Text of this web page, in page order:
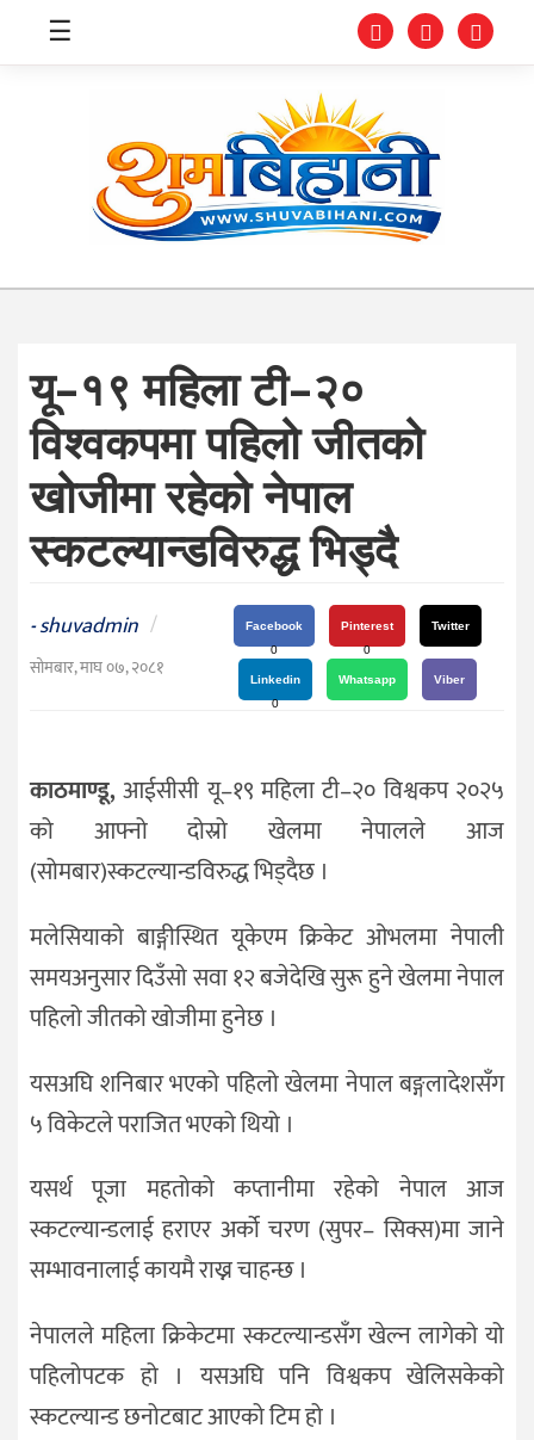
स्वास्थ्य
संघीय
प्रविधि
जीवनशैली
दर्शन
संस्कृति
विचार
☰
यू–१९ महिला टी–२०
विश्वकपमा पहिलो जीतको
खोजीमा रहेको नेपाल
स्कटल्यान्डविरुद्ध भिड्दै
-shuvadmin /
सोमबार, माघ ०७, २०८१
Facebook
0
Pinterest
0
Twitter
Linkedin
0
Whatsapp Viber
काठमाण्डू, आईसीसी यू–१९ महिला टी–२० विश्वकप २०२५
को आफ्नो दोस्रो खेलमा नेपालले आज
(सोमबार)स्कटल्यान्डविरुद्ध भिड्दैछ ।
मलेसियाको बाङ्गीस्थित यूकेएम क्रिकेट ओभलमा नेपाली
समयअनुसार दिउँसो सवा १२ बजेदेखि सुरू हुने खेलमा नेपाल
पहिलो जीतको खोजीमा हुनेछ ।
यसअघि शनिबार भएको पहिलो खेलमा नेपाल बङ्गलादेशसँग
५ विकेटले पराजित भएको थियो ।
यसर्थ पूजा महतोको कप्तानीमा रहेको नेपाल आज
स्कटल्यान्डलाई हराएर अर्को चरण (सुपर– सिक्स)मा जाने
सम्भावनालाई कायमै राख्न चाहन्छ ।
नेपालले महिला क्रिकेटमा स्कटल्यान्डसँग खेल्न लागेको यो
पहिलोपटक हो । यसअघि पनि विश्वकप खेलिसकेको
स्कटल्यान्ड छनोटबाट आएको टिम हो ।